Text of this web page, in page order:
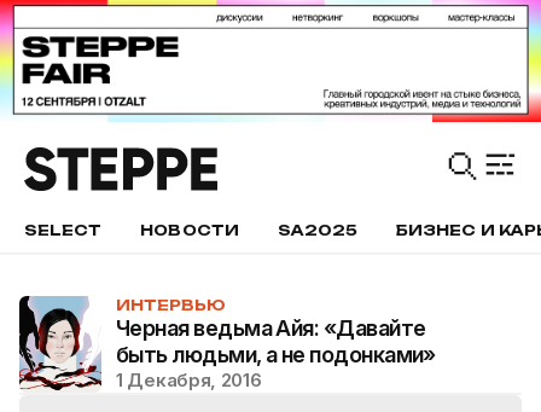
SELECT НОВОСТИ SA2025 БИЗНЕС И
ИНТЕРВЬЮ
Черная ведьма Айя: «Давайте
быть людьми, а не подонками»
1 Декабря, 2016